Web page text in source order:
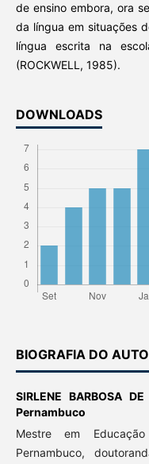
de ensino embora, ora
da língua em situações
língua escrita na
(ROCKWELL, 1985).
DOWNLOADS
BIOGRAFIA DO
SIRLENE BARBOSA
Pernambuco
Mestre em
Pernambuco,